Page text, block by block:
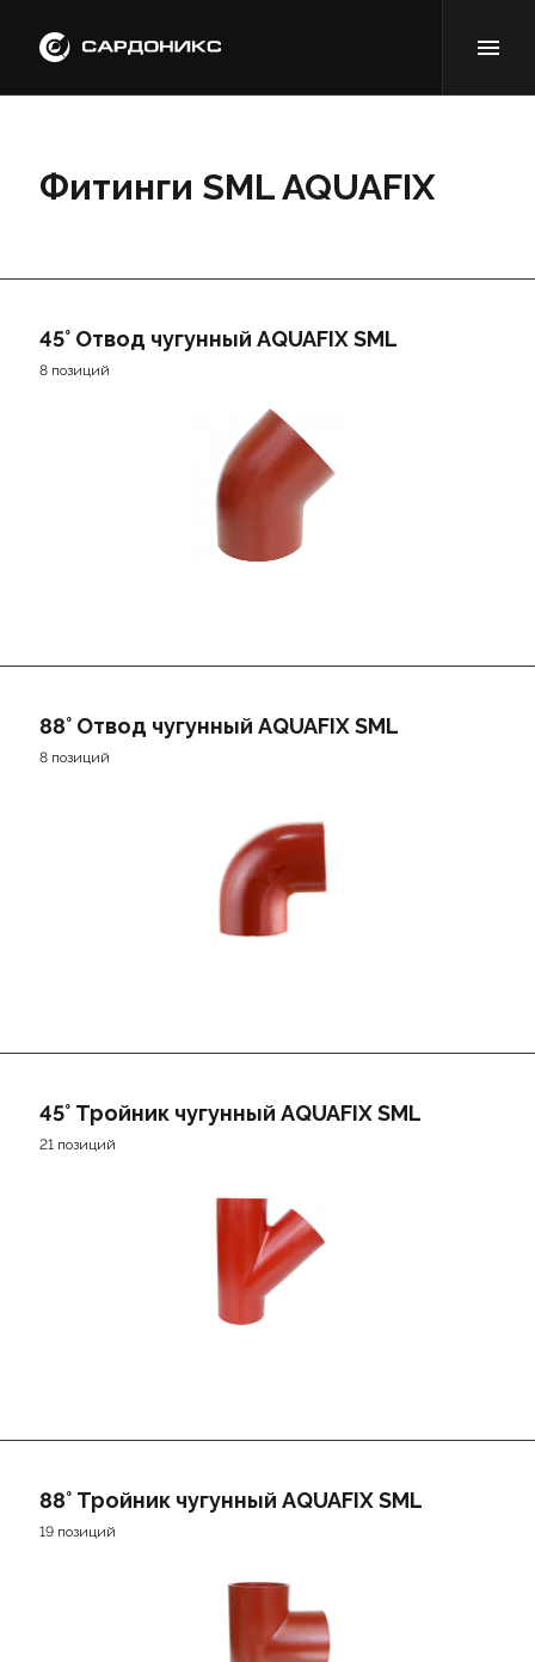
Фитинги SML AQUAFIX
45° Отвод чугунный AQUAFIX SML
8 позиций
88° Отвод чугунный AQUAFIX SML
8 позиций
45° Тройник чугунный AQUAFIX SML
21 позиций
88° Тройник чугунный AQUAFIX SML
19 позиций